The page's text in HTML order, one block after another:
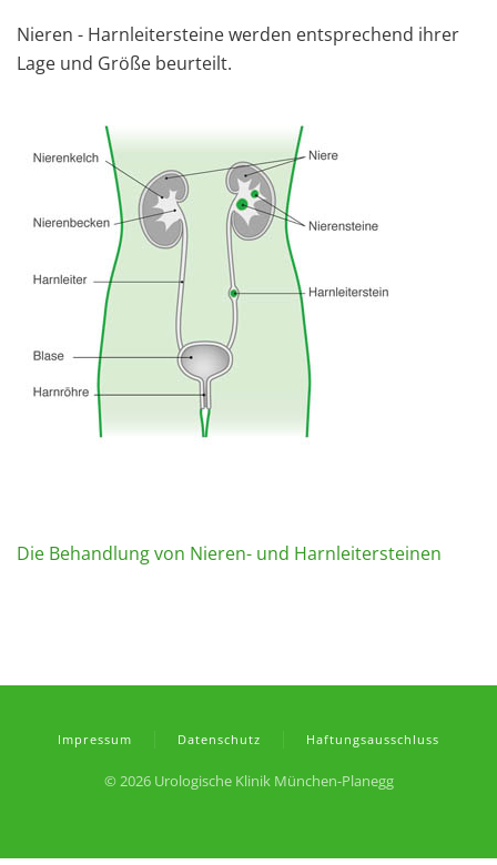
Nieren - Harnleitersteine werden entsprechend ihrer
Lage und Größe beurteilt.
Die Behandlung von Nieren- und Harnleitersteinen
Impressum Datenschutz Haftungsausschluss
©2026 Urologische Klinik München-Planegg